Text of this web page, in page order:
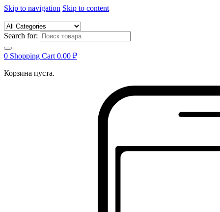
Skip to navigation Skip to content
Search for:
0 Shopping Cart 0.00 ₽
Корзина пуста.